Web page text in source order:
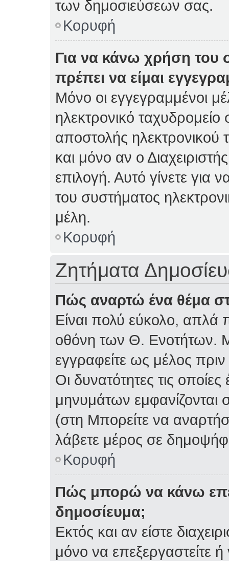
των δημοσιεύσεων σας.
Κορυφή
Για να κάνω χρήση του
πρέπει να είμαι
Μόνο οι εγγεγραμμένοι
ηλεκτρονικό
αποστολής ηλεκτρονικού
και μόνο αν ο
επιλογή. Αυτό γίνετε
του συστήματος
μέλη.
Κορυφή
Ζητήματα
Πώς αναρτώ ένα θέμα
Είναι πολύ εύκολο, απλά
οθόνη των Θ. Ενοτήτων.
εγγραφείτε ως μέλος
Οι δυνατότητες τις
μηνυμάτων
(στη Μπορείτε να
λάβετε μέρος σε
Κορυφή
Πώς μπορώ να κάνω
δημοσίευμα;
Εκτός και αν είστε
μόνο να επεξεργαστείτε